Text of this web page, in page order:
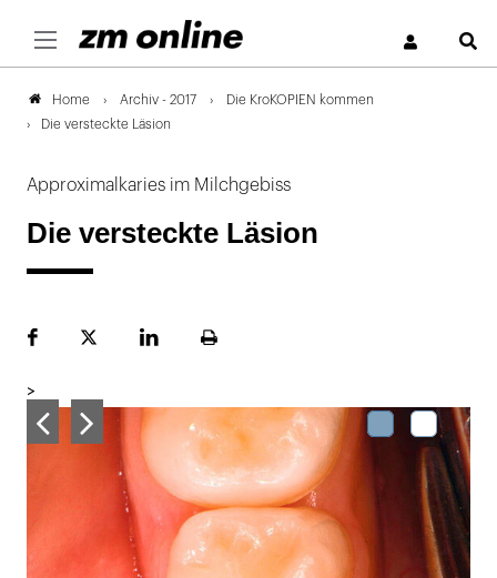
Home Archiv - 2017
Die KroKOPIEN kommen
Die versteckte Läsion
Approximalkaries im Milchgebiss
Die versteckte Läsion
FacebookPlattformLinekdInSeite
>